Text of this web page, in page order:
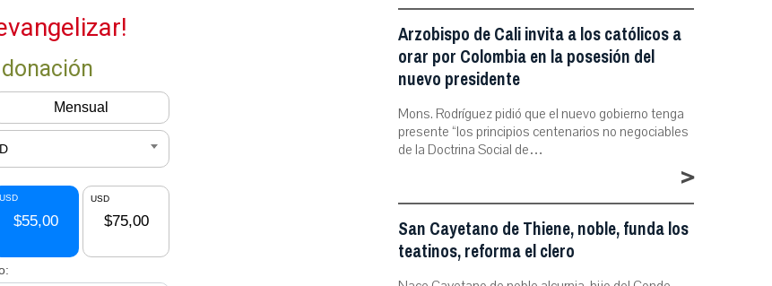
Arzobispo de Cali invita a los católicos a
orar por Colombia en la posesión del
nuevo presidente
Mons. Rodríguez pidió que el nuevo gobierno tenga
presente “los principios centenarios no negociables
de la Doctrina Social de…
>
San Cayetano de Thiene, noble, funda los
teatinos, reforma el clero